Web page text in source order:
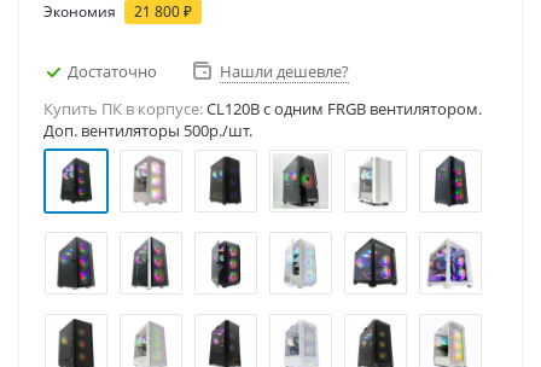
Экономия 21 800₽
Достаточно
Нашли дешевле?
Купить ПК в корпусе:CL120B c одним FRGB вентилятором.
Доп. вентиляторы 500р./шт.